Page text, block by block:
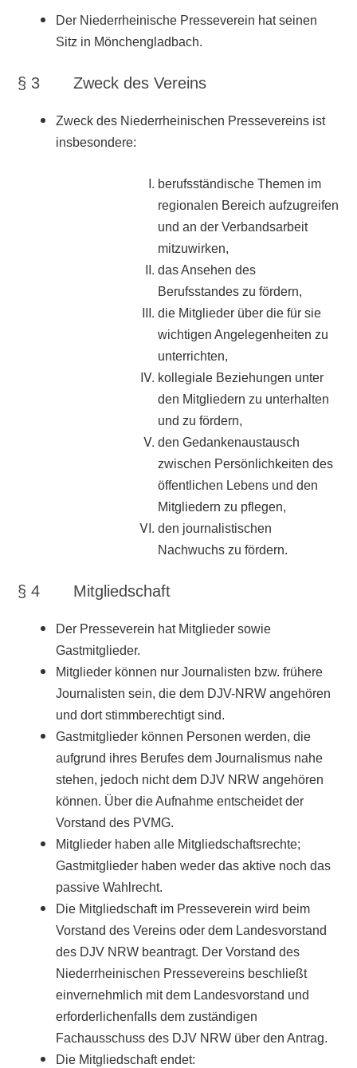
Der Niederrheinische Presseverein hat seinen
Sitz in Mönchengladbach.
§ 3 Zweck des Vereins
Zweck des Niederrheinischen Pressevereins ist
insbesondere:
berufsständische Themen im
regionalen Bereich aufzugreifen
und an der Verbandsarbeit
mitzuwirken,
das Ansehen des
Berufsstandes zu fördern,
die Mitglieder über die für sie
wichtigen Angelegenheiten zu
unterrichten,
kollegiale Beziehungen unter
den Mitgliedern zu unterhalten
und zu fördern,
den Gedankenaustausch
zwischen Persönlichkeiten des
öffentlichen Lebens und den
Mitgliedern zu pflegen,
den journalistischen
Nachwuchs zu fördern.
§ 4 Mitgliedschaft
Der Presseverein hat Mitglieder sowie
Gastmitglieder.
Mitglieder können nur Journalisten bzw. frühere
Journalisten sein, die dem DJV-NRW angehören
und dort stimmberechtigt sind.
Gastmitglieder können Personen werden, die
aufgrund ihres Berufes dem Journalismus nahe
stehen, jedoch nicht dem DJV NRW angehören
können. Über die Aufnahme entscheidet der
Vorstand des PVMG.
Mitglieder haben alle Mitgliedschaftsrechte;
Gastmitglieder haben weder das aktive noch das
passive Wahlrecht.
Die Mitgliedschaft im Presseverein wird beim
Vorstand des Vereins oder dem Landesvorstand
des DJV NRW beantragt. Der Vorstand des
Niederrheinischen Pressevereins beschließt
einvernehmlich mit dem Landesvorstand und
erforderlichenfalls dem zuständigen
Fachausschuss des DJV NRW über den Antrag.
Die Mitgliedschaft endet: